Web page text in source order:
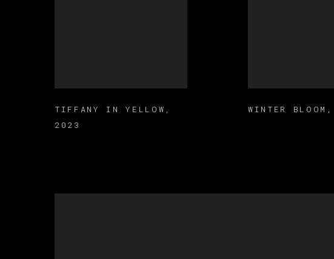
TIFFANY IN YELLOW
2023
WINTER BLOOM